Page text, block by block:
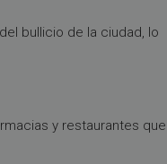
bullicio de la ciudad, lo
y restaurantes que